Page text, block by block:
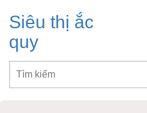
Siêu thị ắc
quy